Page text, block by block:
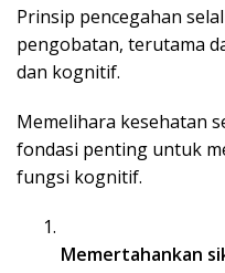
Prinsip pencegahan
pengobatan, terutama
dan kognitif.
Memelihara kesehatan
fondasi penting untuk
fungsi kognitif.
Memertahankan